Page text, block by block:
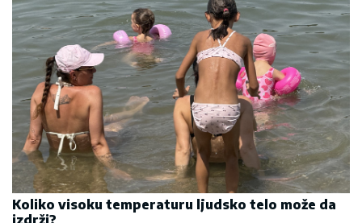
Koliko visoku temperaturu ljudsko telo može da
izdrži?